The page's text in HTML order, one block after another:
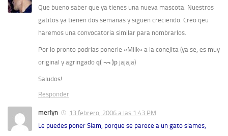
Que bueno saber que ya tienes una nueva mascota. Nuestros
gatitos ya tienen dos semanas y siguen creciendo. Creo qeu
haremos una convocatoria similar para nombrarlos.
Por lo pronto podrias ponerle «Milk» a la conejita (ya se, es muy
original y agringado q( ¬¬ )p jajaja)
Saludos!
Responder
merlyn
13 febrero, 2006 a las 1:43 PM
Le puedes poner Siam, porque se parece a un gato siames,